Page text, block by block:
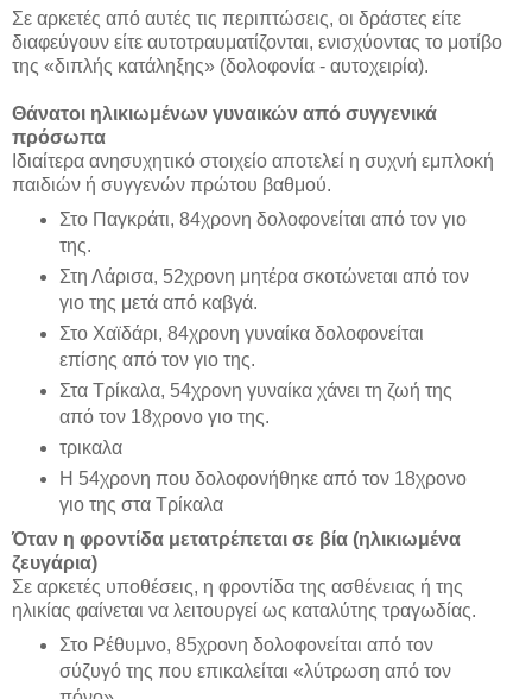
Σε αρκετές από αυτές τις περιπτώσεις, οι δράστες είτε
διαφεύγουν είτε αυτοτραυματίζονται, ενισχύοντας το μοτίβο
της «διπλής κατάληξης» (δολοφονία - αυτοχειρία).
Θάνατοι ηλικιωμένων γυναικών από συγγενικά
πρόσωπα
Ιδιαίτερα ανησυχητικό στοιχείο αποτελεί η συχνή εμπλοκή
παιδιών ή συγγενών πρώτου βαθμού.
Στο Παγκράτι, 84χρονη δολοφονείται από τον γιο
της.
Στη Λάρισα, 52χρονη μητέρα σκοτώνεται από τον
γιο της μετά από καβγά.
Στο Χαϊδάρι, 84χρονη γυναίκα δολοφονείται
επίσης από τον γιο της.
Στα Τρίκαλα, 54χρονη γυναίκα χάνει τη ζωή της
από τον 18χρονο γιο της.
τρικαλα
Η 54χρονη που δολοφονήθηκε από τον 18χρονο
γιο της στα Τρίκαλα
Όταν η φροντίδα μετατρέπεται σε βία (ηλικιωμένα
ζευγάρια)
Σε αρκετές υποθέσεις, η φροντίδα της ασθένειας ή της
ηλικίας φαίνεται να λειτουργεί ως καταλύτης τραγωδίας.
Στο Ρέθυμνο, 85χρονη δολοφονείται από τον
σύζυγό της που επικαλείται «λύτρωση από τον